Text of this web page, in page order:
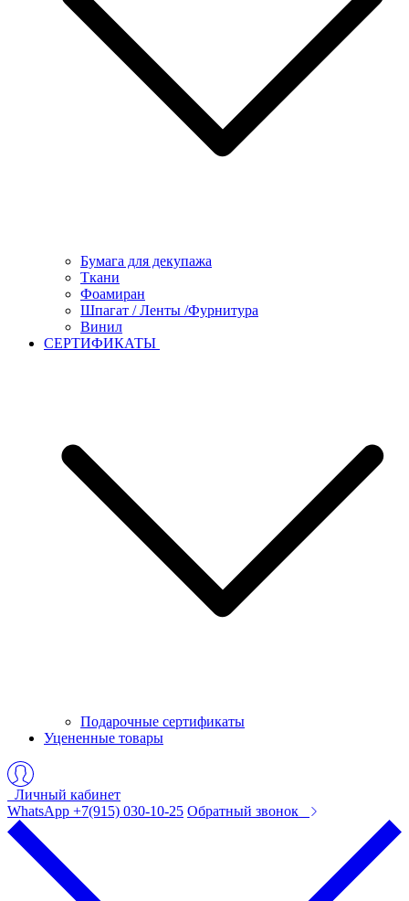
Бумага для декупажа
Ткани
Фоамиран
Шпагат / Ленты /Фурнитура
Винил
СЕРТИФИКАТЫ
Подарочные сертификаты
Уцененные товары
Личный кабинет
WhatsApp +7(915) 030-10-25 Обратный звонок